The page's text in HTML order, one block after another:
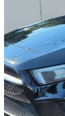
2019 Mercedes-
A 250 Hatchback